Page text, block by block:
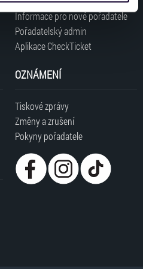
jejich služby. Jaké
níže. Možnosti
příslušné varianty. Svoji
v zápatí stránky v záložce
Informace pro nové pořadatele
Pořadatelský admin
Aplikace CheckTicket
OZNÁMENÍ
Tiskové zprávy
Změny a zrušení
Pokyny pořadatele